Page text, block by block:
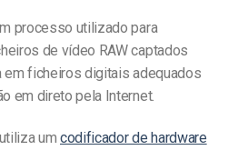
processo utilizado para
de vídeo RAW captados
em ficheiros digitais adequados
em direto pela Internet.
um codificador de hardware